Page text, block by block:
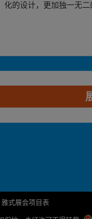
化的设计，更加独一无二
雅式展会项目表